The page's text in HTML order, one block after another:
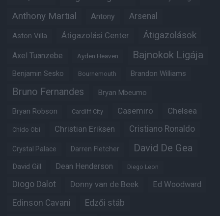
Anthony Martial Antony Arsenal
Aston Villa Átigazolási Center Átigazolások
Axel Tuanzebe Ayden Heaven Bajnokok Ligája
Benjamin Sesko Bournemouth Brandon Williams
Bruno Fernandes Bryan Mbeumo
Bryan Robson Cardiff City Casemiro Chelsea
Chido Obi Christian Eriksen Cristiano Ronaldo
Crystal Palace Darren Fletcher David De Gea
David Gill Dean Henderson Diego Leon
Diogo Dalot Donny van de Beek Ed Woodward
Edinson Cavani Edzői stáb